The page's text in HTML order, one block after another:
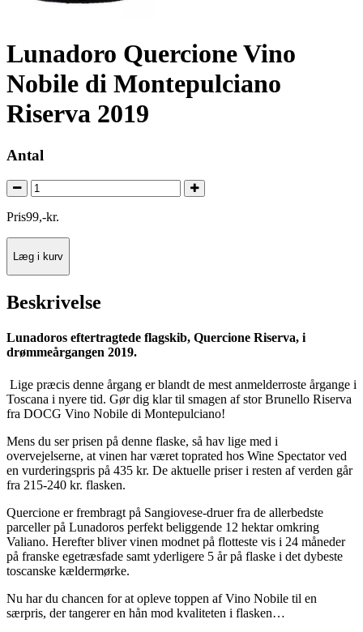
Lunadoro Quercione Vino
Nobile di Montepulciano
Riserva 2019
Antal
Pris99,-kr.
Læg i kurv
Beskrivelse
Lunadoros eftertragtede flagskib, Quercione Riserva, i
drømmeårgangen 2019.
Lige præcis denne årgang er blandt de mest anmelderroste årgange i
Toscana i nyere tid. Gør dig klar til smagen af stor Brunello Riserva
fra DOCG Vino Nobile di Montepulciano!
Mens du ser prisen på denne flaske, så hav lige med i
overvejelserne, at vinen har været toprated hos Wine Spectator ved
en vurderingspris på 435 kr. De aktuelle priser i resten af verden går
fra 215-240 kr. flasken.
Quercione er frembragt på Sangiovese-druer fra de allerbedste
parceller på Lunadoros perfekt beliggende 12 hektar omkring
Valiano. Herefter bliver vinen modnet på flotteste vis i 24 måneder
på franske egetræsfade samt yderligere 5 år på flaske i det dybeste
toscanske kældermørke.
Nu har du chancen for at opleve toppen af Vino Nobile til en
særpris, der tangerer en hån mod kvaliteten i flasken…